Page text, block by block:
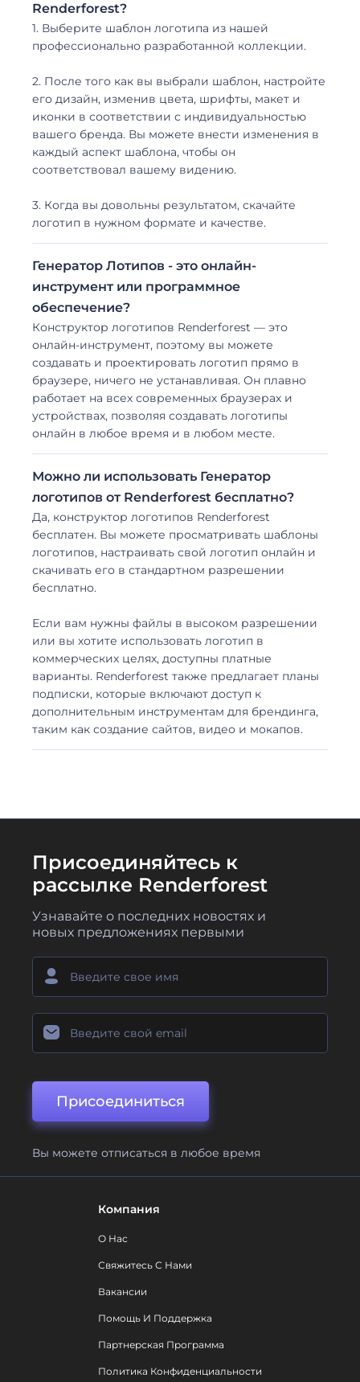
Renderforest?
1. Выберите шаблон логотипа из нашей
профессионально разработанной коллекции.
2. После того как вы выбрали шаблон, настройте
его дизайн, изменив цвета, шрифты, макет и
иконки в соответствии с индивидуальностью
вашего бренда. Вы можете внести изменения в
каждый аспект шаблона, чтобы он
соответствовал вашему видению.
3. Когда вы довольны результатом, скачайте
логотип в нужном формате и качестве.
Генератор Лотипов - это онлайн-
инструмент или программное
обеспечение?
Конструктор логотипов Renderforest — это
онлайн-инструмент, поэтому вы можете
создавать и проектировать логотип прямо в
браузере, ничего не устанавливая. Он плавно
работает на всех современных браузерах и
устройствах, позволяя создавать логотипы
онлайн в любое время и в любом месте.
Можно ли использовать Генератор
логотипов от Renderforest бесплатно?
Да, конструктор логотипов Renderforest
бесплатен. Вы можете просматривать шаблоны
логотипов, настраивать свой логотип онлайн и
скачивать его в стандартном разрешении
бесплатно.
Если вам нужны файлы в высоком разрешении
или вы хотите использовать логотип в
коммерческих целях, доступны платные
варианты. Renderforest также предлагает планы
подписки, которые включают доступ к
дополнительным инструментам для брендинга,
таким как создание сайтов, видео и мокапов.
Присоединяйтесь к
рассылке Renderforest
Узнавайте о последних новостях и
новых предложениях первыми
Присоединиться
Вы можете отписаться в любое время
Компания
О Нас
Свяжитесь С Нами
Вакансии
Помощь И Поддержка
Партнерская Программа
Политика Конфиденциальности